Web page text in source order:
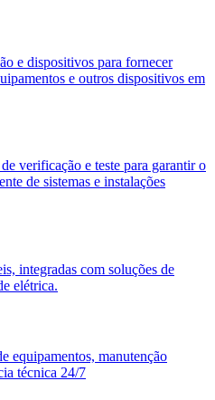
e dispositivos para fornecer
e outros dispositivos em
verificação e teste para garantir o
de sistemas e instalações
integradas com soluções de
elétrica.
equipamentos, manutenção
técnica 24/7